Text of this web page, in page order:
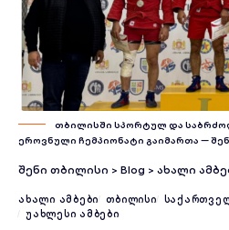
თბილისში სპორტულ და
ეროვნული ჩემპიონატი გაიმართა —
შენი თბილისი > Blog > ახალი
ᲐᲮᲐᲚᲘ ᲐᲛᲑᲔᲑᲘ ᲗᲑᲘᲚᲘᲡᲘ
ᲣᲐᲮᲚᲔᲡᲘ ᲐᲛᲑᲔᲑᲘ